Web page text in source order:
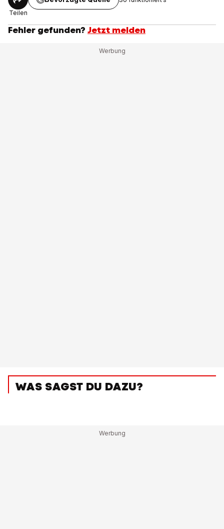
Teilen
Fehler gefunden? Jetzt melden
WAS SAGST DU DAZU?